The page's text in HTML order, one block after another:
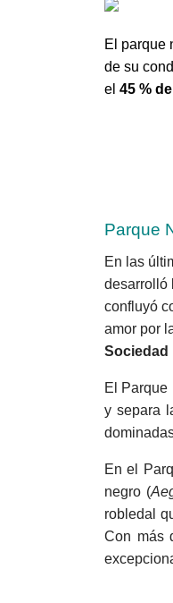
El parque
de su
el 45 %
Parque
En las
desarrolló
confluyó
amor por
Sociedad
El Parque
y separa
En el
negro (
robledal
Con más